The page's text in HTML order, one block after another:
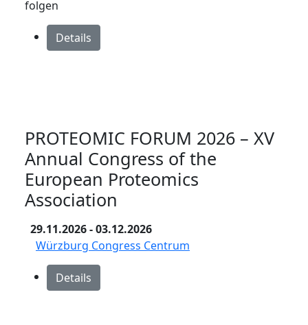
folgen
Details
PROTEOMIC FORUM 2026 – XV
Annual Congress of the
European Proteomics
Association
29.11.2026- 03.12.2026
Würzburg Congress Centrum
Details